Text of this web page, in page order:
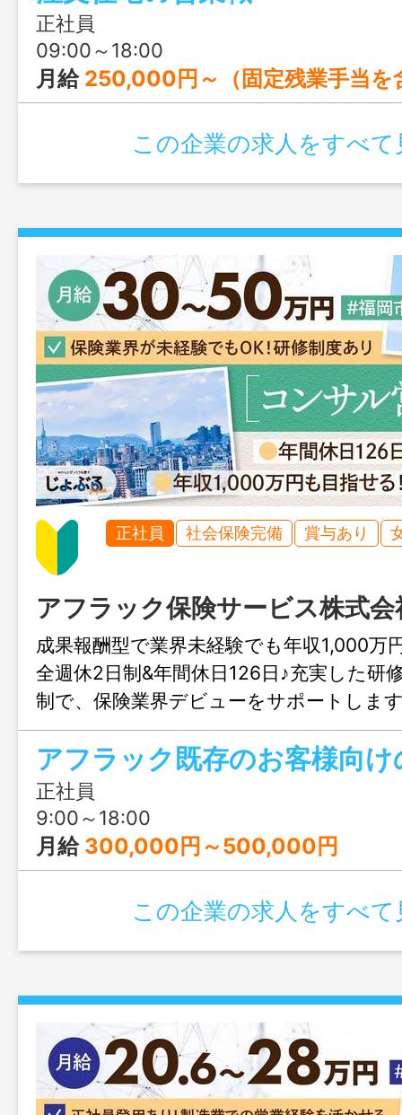
め。地域に根ざして、腰を据えて働きた
です◎
正社員
09:00～18:00
月給 250,000円～（固定残業手当を
この企業の求人をすべて
正社員 社会保険完備 賞与あり
アフラック保険サービス株式会
成果報酬型で業界未経験でも年収1,000万
全週休2日制&年間休日126日♪充実した研
制で、保険業界デビューをサポートしま
へのアフターサポートが中心で、無理な
安心してスタートできる環境です！
正社員
9:00～18:00
月給 300,000円～500,000円
この企業の求人をすべて